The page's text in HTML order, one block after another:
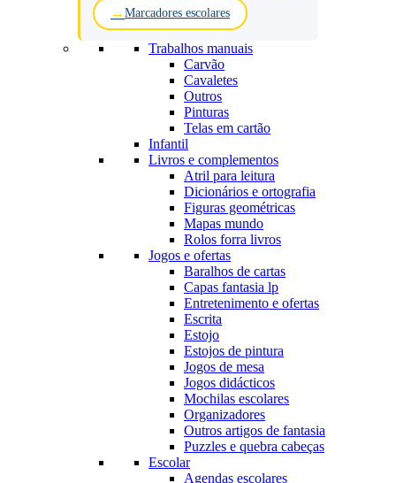
Marcadores escolares
Trabalhos manuais
Carvão
Cavaletes
Outros
Pinturas
Telas em cartão
Infantil
Livros e complementos
Atril para leitura
Dicionários e ortografia
Figuras geométricas
Mapas mundo
Rolos forra livros
Jogos e ofertas
Baralhos de cartas
Capas fantasia lp
Entretenimento e ofertas
Escrita
Estojo
Estojos de pintura
Jogos de mesa
Jogos didácticos
Mochilas escolares
Organizadores
Outros artigos de fantasia
Puzzles e quebra cabeças
Escolar
Agendas escolares